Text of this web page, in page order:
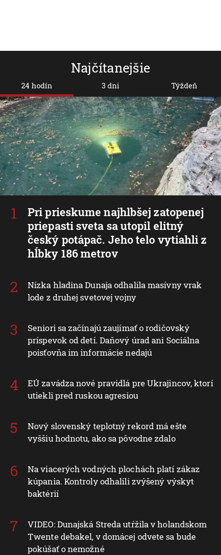
Najčítanejšie
24 hodín
Pri prieskume najhlbšej zatopenej
priepasti sveta sa utopil elitný
český potápač. Jeho telo vytiahli z
hĺbky 186 metrov
Nízka hladina Dunaja odhalila masívny vrak
lode z druhej svetovej vojny
Seniori sa začínajú zaujímať o rodičovský
príspevok od detí. Daňový úrad ani Sociálna
poisťovňa im informácie nedajú
EÚ zavádza nové pravidlá pre Ukrajincov, ktorí
utiekli pred ruskou agresiou
Nový slovenský teplotný rekord má ešte
vyššiu hodnotu, ako sa pôvodne zdalo
Na viacerých vodných plochách platí zákaz
kúpania. Kontroly odhalili zvýšený výskyt
baktérií
VIDEO: Dunajská Streda utŕžila v holandskom
Twente debakel, v domácej odvete sa bude
pokúšať o nemožné
3 dni Týždeň